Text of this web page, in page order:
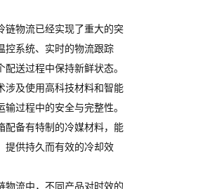
链物流已经实现了重大的突
控系统、实时的物流跟踪
送过程中保持新鲜状态。
涉及使用高科技材料和智能
过程中的安全与完整性。
配备有特制的冷媒材料，能
提供持久而有效的冷却效
物流中，不同产品对时效的